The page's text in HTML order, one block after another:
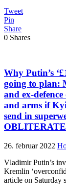
Tweet
Pin
Share
0 Shares
Why Putin’s
going to plan:
and ex-
and arms if
send in
26. februar 2022
Vladimir Putin’s
Kremlin
article on Saturday